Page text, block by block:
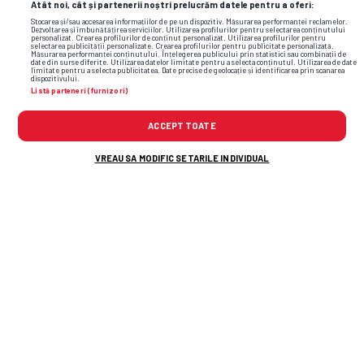
Atât noi, cât și partenerii noștri prelucrăm datele pentru a oferi:
Stocarea și/sau accesarea informațiilor de pe un dispozitiv. Măsurarea performanței reclamelor.
Dezvoltarea și îmbunătățirea serviciilor. Utilizarea profilurilor pentru selectarea conținutului
personalizat. Crearea profilurilor de conținut personalizat. Utilizarea profilurilor pentru
selectarea publicității personalizate. Crearea profilurilor pentru publicitate personalizată.
Măsurarea performanței conținutului. Înțelegerea publicului prin statistici sau combinații de
date din surse diferite. Utilizarea datelor limitate pentru a selecta conținutul. Utilizarea de date
limitate pentru a selecta publicitatea. Date precise de geolocație și identificarea prin scanarea
dispozitivului.
Listă parteneri (furnizori)
ACCEPT TOATE
VREAU SA MODIFIC SETARILE INDIVIDUAL